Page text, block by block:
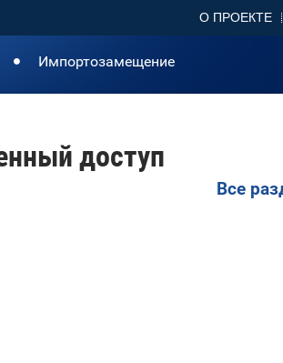
О ПРОЕКТЕ
Импортозамещение
доступ
Все